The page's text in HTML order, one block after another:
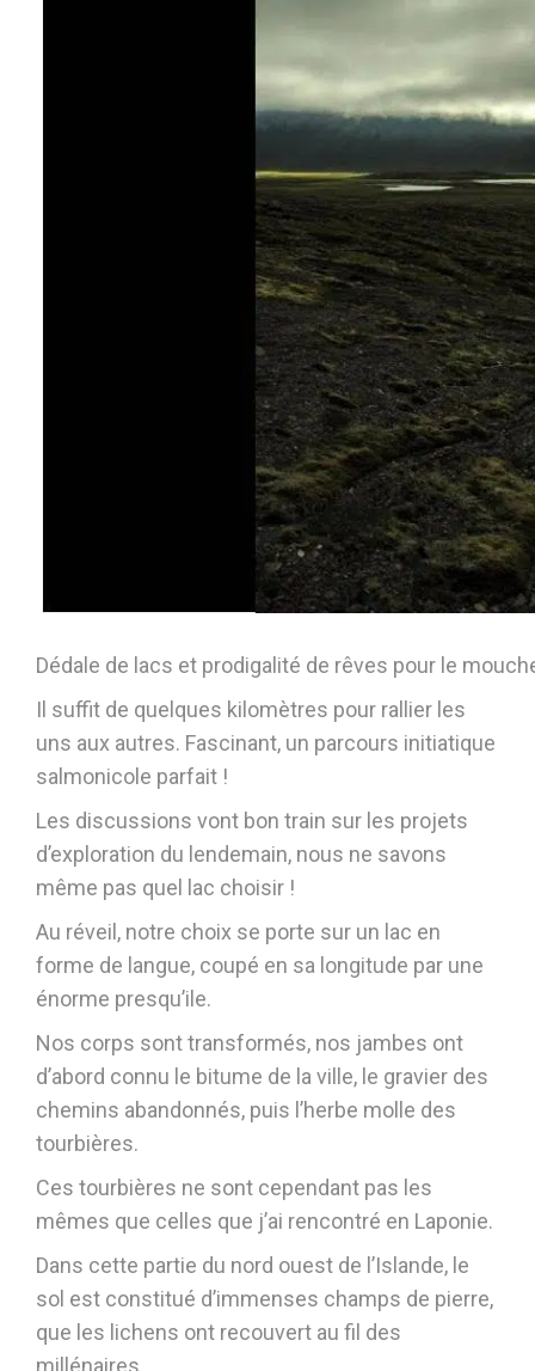
Dédale de lacs et prodigalité de rêves pour le
Il suffit de quelques kilomètres pour rallier les
uns aux autres. Fascinant, un parcours initiatique
salmonicole parfait !
Les discussions vont bon train sur les projets
d’exploration du lendemain, nous ne savons
même pas quel lac choisir !
Au réveil, notre choix se porte sur un lac en
forme de langue, coupé en sa longitude par une
énorme presqu’ile.
Nos corps sont transformés, nos jambes ont
d’abord connu le bitume de la ville, le gravier des
chemins abandonnés, puis l’herbe molle des
tourbières.
Ces tourbières ne sont cependant pas les
mêmes que celles que j’ai rencontré en Laponie.
Dans cette partie du nord ouest de l’Islande, le
sol est constitué d’immenses champs de pierre,
que les lichens ont recouvert au fil des
millénaires.